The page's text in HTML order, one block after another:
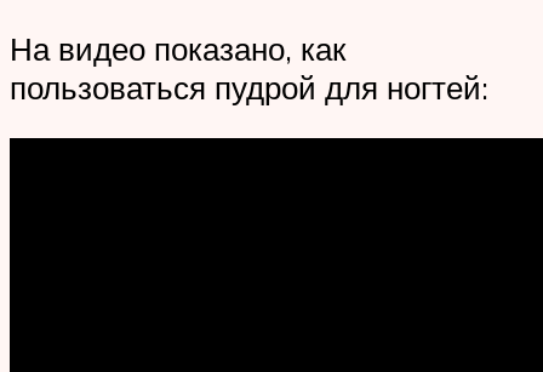
На видео показано, как
пользоваться пудрой для ногтей: